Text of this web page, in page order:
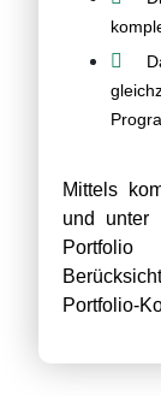
Mittels
und unter
Portfolio-